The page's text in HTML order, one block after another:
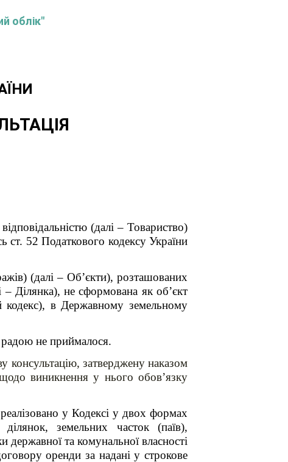
облік"
(далі – Товариство)
ст. 52 Податкового кодексу України
(далі – Об’єкти), розташованих
Ділянка), не сформована як об’єкт
кодекс), в Державному земельному
не приймалося.
консультацію, затверджену наказом
виникнення у нього обов’язку
у Кодексі у двох формах
земельних часток (паїв),
державної та комунальної власності
оренди за надані у строкове